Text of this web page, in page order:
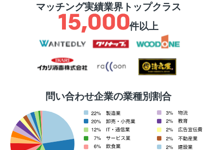
マッチング実績業界トップクラス
件以上
問い合わせ企業の業種別割合